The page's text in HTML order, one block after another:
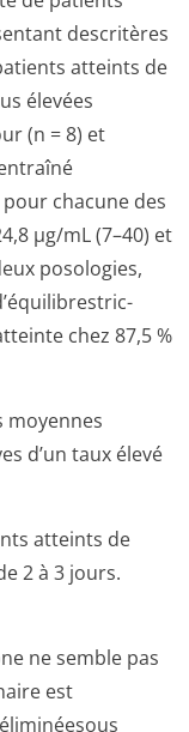
descritères
atteints de
élevées
(n = 8) et
chacune des
µg/mL (7–40) et
posologies,
chez 87,5 %
moyennes
d’un taux élevé
atteints de
2 à 3 jours.
ne semble pas
est